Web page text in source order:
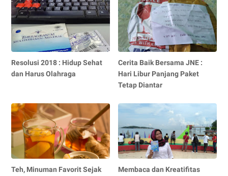
Resolusi 2018 : Hidup Sehat
dan Harus Olahraga
Cerita Baik Bersama JNE :
Hari Libur Panjang Paket
Tetap Diantar
Teh, Minuman Favorit Sejak
Membaca dan Kreatifitas